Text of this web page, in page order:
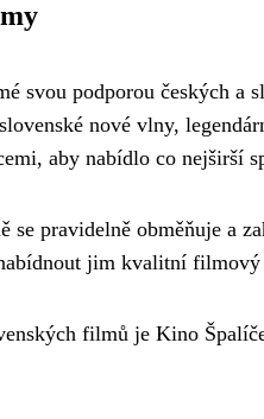
svou podporou českých
nové vlny,
aby nabídlo co nejširší
se pravidelně obměňuje a
jim kvalitní
filmů je Kino